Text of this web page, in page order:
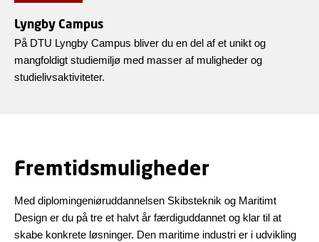
Lyngby Campus
På DTU Lyngby Campus bliver du en del af et unikt og
mangfoldigt studiemiljø med masser af muligheder og
studielivsaktiviteter.
Fremtidsmuligheder
Med diplomingeniøruddannelsen Skibsteknik og Maritimt
Design er du på tre et halvt år færdiguddannet og klar til at
skabe konkrete løsninger. Den maritime industri er i udvikling